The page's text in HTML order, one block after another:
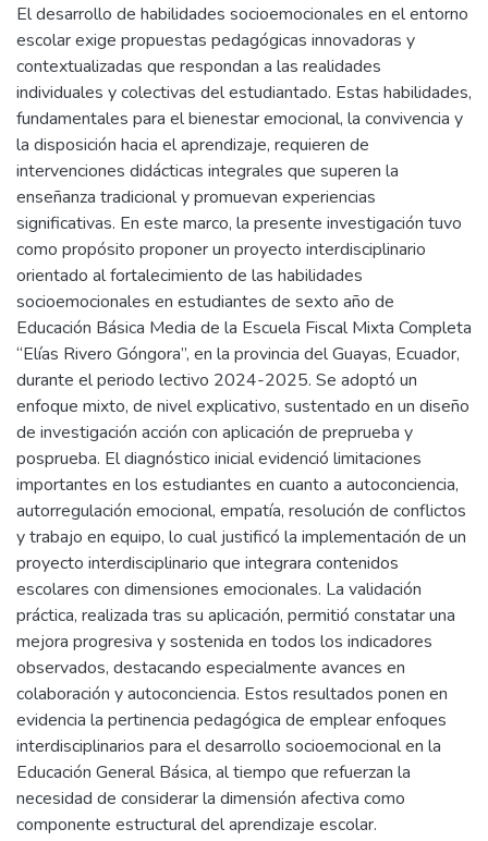
El desarrollo de habilidades socioemocionales en el entorno
escolar exige propuestas pedagógicas innovadoras y
contextualizadas que respondan a las realidades
individuales y colectivas del estudiantado. Estas habilidades,
fundamentales para el bienestar emocional, la convivencia y
la disposición hacia el aprendizaje, requieren de
intervenciones didácticas integrales que superen la
enseñanza tradicional y promuevan experiencias
significativas. En este marco, la presente investigación tuvo
como propósito proponer un proyecto interdisciplinario
orientado al fortalecimiento de las habilidades
socioemocionales en estudiantes de sexto año de
Educación Básica Media de la Escuela Fiscal Mixta Completa
“Elías Rivero Góngora”, en la provincia del Guayas, Ecuador,
durante el periodo lectivo 2024-2025. Se adoptó un
enfoque mixto, de nivel explicativo, sustentado en un diseño
de investigación acción con aplicación de preprueba y
posprueba. El diagnóstico inicial evidenció limitaciones
importantes en los estudiantes en cuanto a autoconciencia,
autorregulación emocional, empatía, resolución de conflictos
y trabajo en equipo, lo cual justificó la implementación de un
proyecto interdisciplinario que integrara contenidos
escolares con dimensiones emocionales. La validación
práctica, realizada tras su aplicación, permitió constatar una
mejora progresiva y sostenida en todos los indicadores
observados, destacando especialmente avances en
colaboración y autoconciencia. Estos resultados ponen en
evidencia la pertinencia pedagógica de emplear enfoques
interdisciplinarios para el desarrollo socioemocional en la
Educación General Básica, al tiempo que refuerzan la
necesidad de considerar la dimensión afectiva como
componente estructural del aprendizaje escolar.